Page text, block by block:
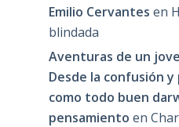
Emilio Cervantes en
blindada
Aventuras de un
Desde la confusión
como todo buen
pensamiento en